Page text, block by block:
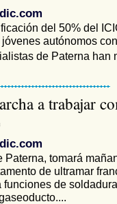
del 50% del
autónomos
de Paterna han
a trabajar
tomará
de ultramar
de